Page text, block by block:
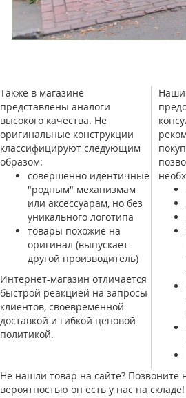
Также в магазине
представлены аналоги
высокого качества. Не
оригинальные конструкции
классифицируют следующим
образом:
совершенно идентичные
"родным" механизмам
или аксессуарам, но без
уникального логотипа
товары похожие на
оригинал (выпускает
другой производитель)
Интернет-магазин отличается
быстрой реакцией на запросы
клиентов, своевременной
доставкой и гибкой ценовой
политикой.
Наши
Не нашли товар на сайте? Позвоните
вероятностью он есть у нас на складе!